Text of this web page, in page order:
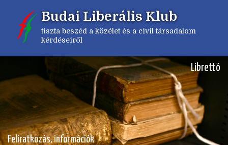
tartalomra
Budai Liberális Klub
tiszta beszéd a közélet és a civil társadalom
kérdéseiről
Librettó
Feliratkozás, információk